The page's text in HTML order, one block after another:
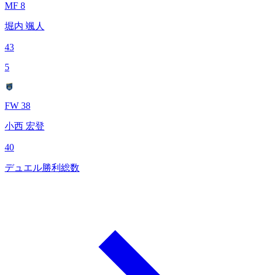
MF 8
堀内 颯人
43
5
FW 38
小西 宏登
40
デュエル勝利総数